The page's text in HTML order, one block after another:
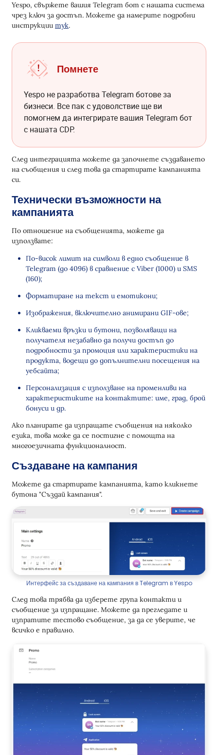
Yespo, свържете вашия Telegram бот с нашата система
чрез ключ за достъп. Можете да намерите подробни
инструкции тук.
Помнете
Yespo не разработва Telegram ботове за
бизнеси. Все пак с удоволствие ще ви
помогнем да интегрирате вашия Telegram бот
с нашата CDP.
След интеграцията можете да започнете създаването
на съобщения и след това да стартирате кампанията
си.
Технически възможности на
кампанията
По отношение на съобщенията, можете да
използвате:
По-висок лимит на символи в едно съобщение в
Telegram (до 4096) в сравнение с Viber (1000) и SMS
(160);
Форматиране на текст и емотикони;
Изображения, включително анимирани GIF-ове;
Кликваеми връзки и бутони, позволяващи на
получателя незабавно да получи достъп до
подробности за промоция или характеристики на
продукта, водещи до допълнителни посещения на
уебсайта;
Персонализация с използване на променливи на
характеристиките на контактите: име, град, брой
бонуси и др.
Ако планирате да изпращате съобщения на няколко
езика, това може да се постигне с помощта на
многоезичната функционалност.
Създаване на кампания
Можете да стартирате кампанията, като кликнете
бутона "Създай кампания".
Интерфейс за създаване на кампания в Telegram в Yespo
След това трябва да изберете група контакти и
съобщение за изпращане. Можете да прегледате и
изпратите тестово съобщение, за да се уверите, че
всичко е правилно.